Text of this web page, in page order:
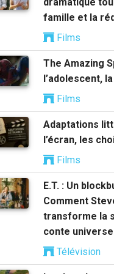
famille et la
Films
The Amazing
l’adolescent,
Films
Adaptations
l’écran, les
Films
E.T. : Un
Comment
transforme la
conte
Télévision